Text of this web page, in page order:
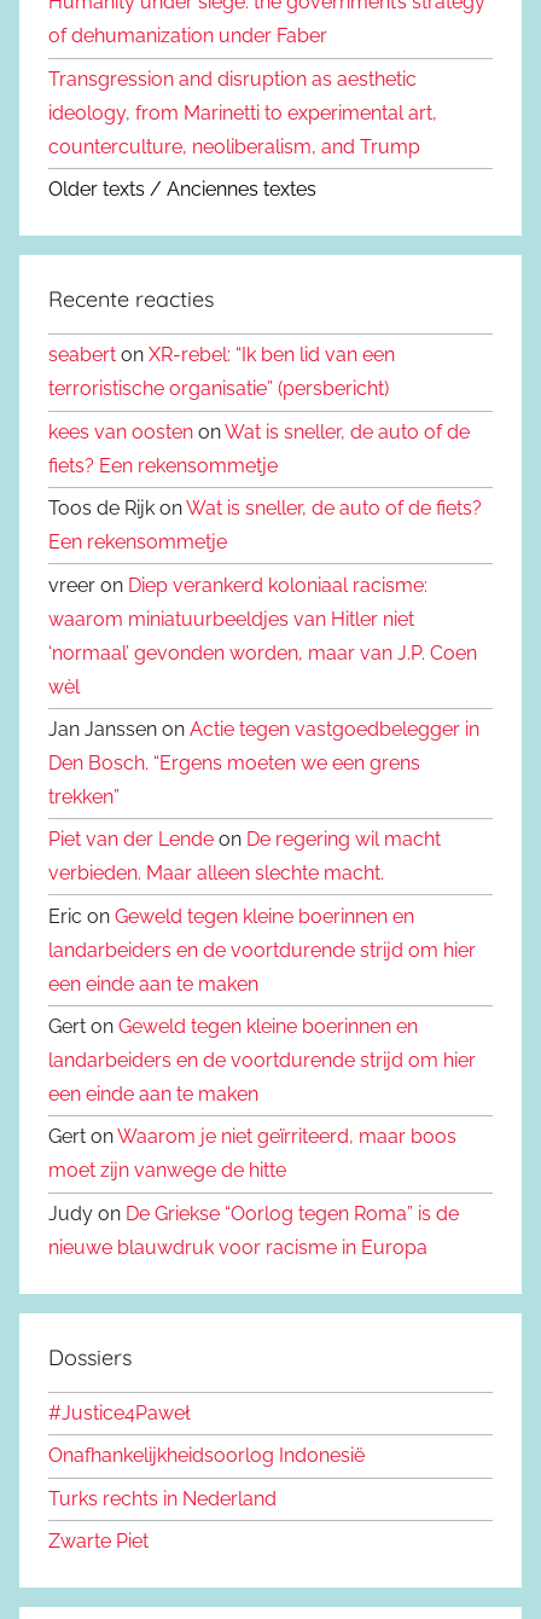
of dehumanization under Faber
Transgression and disruption as aesthetic
ideology, from Marinetti to experimental art,
counterculture, neoliberalism, and Trump
Older texts / Anciennes textes
Recente reacties
seabert on XR-rebel: “Ik ben lid van een
terroristische organisatie” (persbericht)
kees van oosten onWat is sneller, de auto of de
fiets? Een rekensommetje
Toos de Rijk onWat is sneller, de auto of de fiets?
Een rekensommetje
vreer on Diep verankerd koloniaal racisme:
waarom miniatuurbeeldjes van Hitler niet
‘normaal’ gevonden worden, maar van J.P. Coen
wèl
Jan Janssen on Actie tegen vastgoedbelegger in
Den Bosch. “Ergens moeten we een grens
trekken”
Piet van der Lende on De regering wil macht
verbieden. Maar alleen slechte macht.
Eric on Geweld tegen kleine boerinnen en
landarbeiders en de voortdurende strijd om hier
een einde aan te maken
Gert on Geweld tegen kleine boerinnen en
landarbeiders en de voortdurende strijd om hier
een einde aan te maken
Gert onWaarom je niet geïrriteerd, maar boos
moet zijn vanwege de hitte
Judy on De Griekse “Oorlog tegen Roma” is de
nieuwe blauwdruk voor racisme in Europa
Dossiers
#Justice4Paweł
Onafhankelijkheidsoorlog Indonesië
Turks rechts in Nederland
Zwarte Piet